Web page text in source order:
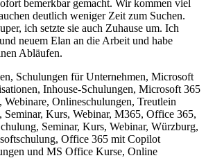
bemerkbar gemacht. Wir kommen viel
deutlich weniger Zeit zum Suchen.
ich setzte sie auch Zuhause um. Ich
neuem Elan an die Arbeit und habe
Abläufen.